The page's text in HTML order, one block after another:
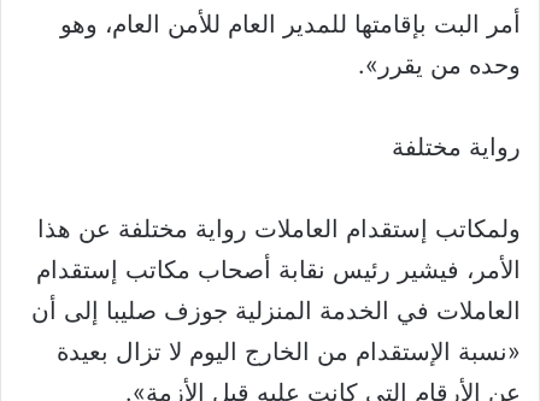
أمر البت بإقامتها للمدير العام للأمن العام، وهو
وحده من يقرر».
رواية مختلفة
ولمكاتب إستقدام العاملات رواية مختلفة عن هذا
الأمر، فيشير رئيس نقابة أصحاب مكاتب إستقدام
العاملات في الخدمة المنزلية جوزف صليبا إلى أن
«نسبة الإستقدام من الخارج اليوم لا تزال بعيدة
عن الأرقام التي كانت عليه قبل الأزمة».